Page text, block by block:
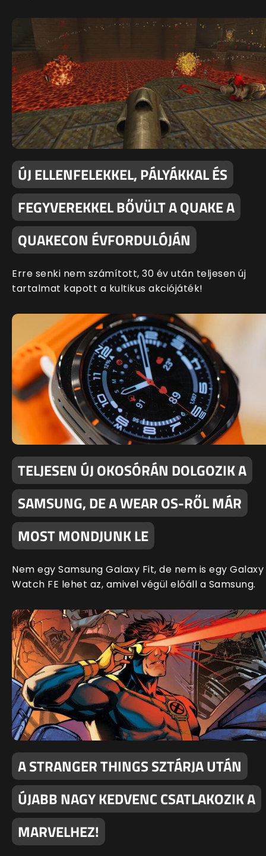
ÚJ ELLENFELEKKEL, PÁLYÁKKAL ÉS
FEGYVEREKKEL BŐVÜLT A QUAKE A
QUAKECON ÉVFORDULÓJÁN
Erre senki nem számított, 30 év után teljesen új
tartalmat kapott a kultikus akciójáték!
TELJESEN ÚJ OKOSÓRÁN DOLGOZIK A
SAMSUNG, DE A WEAR OS-RŐL MÁR
MOST MONDJUNK LE
Nem egy Samsung Galaxy Fit, de nem is egy Galaxy
Watch FE lehet az, amivel végül előáll a Samsung.
A STRANGER THINGS SZTÁRJA UTÁN
ÚJABB NAGY KEDVENC CSATLAKOZIK A
MARVELHEZ!